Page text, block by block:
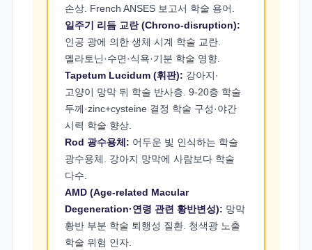
손상. French ANSES 보고서 학술 용어.
일주기 리듬 교란 (Chrono-disruption):
인공 광에 의한 생체 시계 학술 교란.
멜라토닌·수면·식욕·기분 학술 영향.
Tapetum Lucidum (휘판): 강아지·
고양이 망막 뒤 학술 반사층. 9-20층 학술
두께·zinc+cysteine 결정 학술 구성·야간
시력 학술 향상.
Rod 광수용체: 어두운 빛 인식하는 학술
광수용체. 강아지 망막에 사람보다 학술
다수.
AMD (Age-related Macular
Degeneration·연령 관련 황반변성): 망막
황반 부분 학술 퇴행성 질환. 청색광 노출
학술 위험 인자.